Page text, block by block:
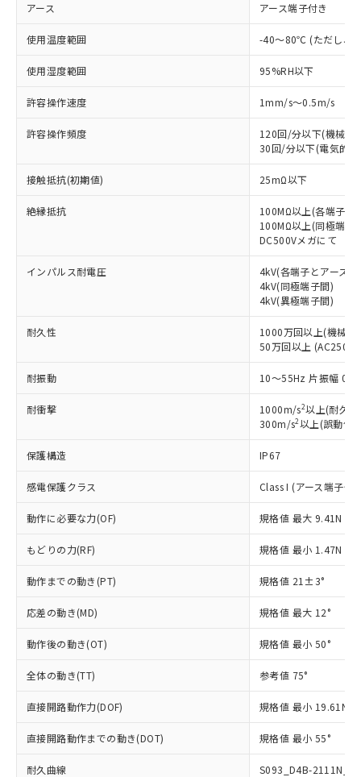
アース アース端子付き
使用温度範囲 -40～80℃ (ただし、
使用湿度範囲 95%RH以下
許容操作速度 1mm/s～0.5m/s
許容操作頻度
120回/分以下(機械的)
30回/分以下(電気的)
接触抵抗(初期値) 25mΩ以下
絶縁抵抗
100MΩ以上(各端子と
100MΩ以上(同極端子
DC500Vメガにて
インパルス耐電圧
4kV(各端子とアース間
4kV(同極端子間)
4kV(異極端子間)
耐久性
1000万回以上(機械的)
50万回以上 (AC250V
耐振動 10～55Hz 片振幅
耐衝撃 1000m/s2以上(耐久)
300m/s2以上(誤動作)
保護構造 IP67
感電保護クラス Class I (アース端子付
動作に必要な力(OF) 規格値 最大 9.41N
もどりの力(RF) 規格値 最小 1.47N
動作までの動き(PT) 規格値 21±3°
応差の動き(MD) 規格値 最大 12°
動作後の動き(OT) 規格値 最小 50°
全体の動き(TT) 参考値 75°
直接開路動作力(DOF) 規格値 最小 19.61N
直接開路動作までの動き(DOT) 規格値 最小 55°
耐久曲線 S093_D4B-
本サービスは、当社制御機器事業取扱
商品の当社在庫状況および標準価格
(税抜)を提供させていただくもので
当社制御機器事業取扱商品の中には、
本サービスの対象外となる商品もある
在庫状況および標準価格照会結果は、
記載している更新日時点での社内デー
タに基づき作成されるものであり、閲
覧された時点での実際の在庫および標
準価格とは異なる場合があることをご
正式な納期状況および標準価格はお客
様のお取引先、またはお客様担当のオ
ムロン制御機器販売店・当社販売員に
オムロン制御機器販売店や当社販売拠
」をご確認
在庫状況および標準価格結果を当社の
事前の承諾なく第三者に漏洩または開
ビス）をご利用いただくには、I-Web
メンバーズにご登録されている必要が
お客様が当ウェブサイト上で当社にご
登録された部品リストについて、当社
および当社の共同利用者が、当社の製
品・サービスに関するお客様との取
引・商談に必要な範囲で利用すること
をご了承ください。
"個人情報
の共同利用に関して"
の「1.共同利
指します。
調査・確認中：EU RoHS指令（10物質）の
非含有の対応状況を調査中または確認中の
商品です。
非該当品：ライセンス料など無形物で、有
害物質有無と関係のない商品です。
仕入先様の事情により、非含有部品として
いたものが、含有品と判明した場合などや
むを得ず変更することがあります。
鉛(Pb) 1000ppm以下、 水銀(Hg) 1000ppm以下、 カド
ミウム(Cd) 100ppm以下、
(PBDE) 1000ppm以下、フタル酸ビス(2-エチルヘキシ
ル) (DEHP)(別名：DOP) 1000ppm以下、フタル酸ブチ
ルベンジル（BBP） 1000ppm以下、フタル酸ジブチル
但し、RoHS指令で産業用監視および制御機器に対する
フタル酸エステル類の４物質については閾値を超える意
部品在庫の切り替え状況などにより、予定
※3 非含有証明書ダウンロード
下記の非含有証明書をダウンロードするこ
とができます。
EU RoHS指令（10物質）の非含有証明書
51物質の非含有証明書（当社基準）
※本証明書は発行日時点で非含有を証明す
るもので、過去に遡って非含有を証明する
また、RoHS指令のフタル酸エステル類４
物質の対応では、対応完了までの期間は出
荷製品に未対応品が混在することから備考
欄に対応日を記載しておりました。
既に当社にて対応品への在庫切替を完了
していることから、特段のことがない限
り、2022年1月12日より割愛しておりま
す。
「○」：最大均質材料含有率が中国RoHSの
基準値以下であることを示します。
「×」：最大均質材料含有率が中国RoHSの
基準値を超えていることを示します。
「－」：未確認です。当社販売部門へお問
い合わせください。
Pb(鉛) :1000ppm、 Hg(水銀) : 1000ppm、 Cd(カドミウ
Cr(Ⅵ)(六価クロム) : 1000ppm、 PBBs(ポリ臭化ビフェ
ニル類) : 1000ppm、 PBDEs(ポリ臭化ジフェニルエーテ
DBP(フタル酸ジブチル) : 1000ppm、 DIBP(フタル酸ジ
イソブチル) : 1000ppm、 BBP(フタル酸ブチルベンジ
ル) : 1000ppm、
DEHP(フタル酸ビス(2-エチルヘキシル)) : 1000ppm
「ｅ」：有害物質（10物質）のすべてが基
「10」：通常の使用状況下において有害物
質が外部に漏えいし、環境に深刻な影響を
「－」：未確認です。当社販売部門へお問
い合わせください。
当社は、これら貴社製品のうち、外国
（以下｢規制貨物等」という）を輸出
または国外への提供する場合は、日本
国政府の輸出許可(または役務取引許
可)を取得するなどの必要な手続きを
当社は規制貨物を破棄する場合は、完
全に破砕するなど、違法に輸出されな
いよう必要な手段を講じます。
当社は貴社製品を、核兵器、ミサイ
ル、化学兵器、生物兵器またはその他
武器並びにこれらの製造装置等に一切
当社は、貴社製品を第三者に販売する
場合は、上記1、2および3の内容を当
該第三者に通知します。また当社は、
販売先および販売に係わる関係者が違
法に輸出するおそれがある場合は、取
キャンセル
号
一定数には満たないが在庫あり
在庫なし(最新の在庫状況につ
いては、お客様のお取引先、ま
たはお客様担当のオムロン制御
機器販売店・当社販売員にご確
受注生産機種、また在庫状況の